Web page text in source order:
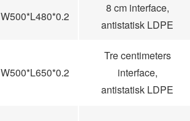
W500*L480*0.2
8 cm interface,
antistatisk LDPE
W500*L650*0.2
Tre centimeters
interface,
antistatisk LDPE